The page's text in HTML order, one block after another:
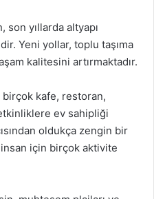
yıllarda altyapı
Yeni yollar, toplu taşıma
kalitesini artırmaktadır.
kafe, restoran,
ev sahipliği
oldukça zengin bir
için birçok aktivite